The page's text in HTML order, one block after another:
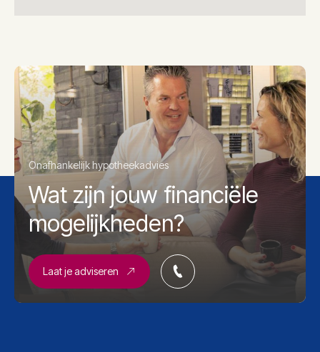
Onafhankelijk hypotheekadvies
Wat zijn jouw financiële
mogelijkheden?
Laat je adviseren